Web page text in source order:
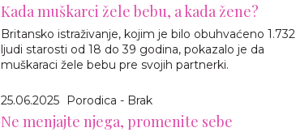
Kada muškarci žele bebu, a kada žene?
Britansko istraživanje, kojim je bilo obuhvaćeno 1.732
ljudi starosti od 18 do 39 godina, pokazalo je da
muškaraci žele bebu pre svojih partnerki.
25.06.2025 Porodica - Brak
Ne menjajte njega, promenite sebe